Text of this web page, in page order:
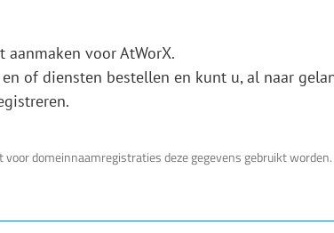
aanmaken voor AtWorX.
of diensten bestellen en kunt u, al naar
domeinnaamregistraties deze gegevens gebruikt worden.